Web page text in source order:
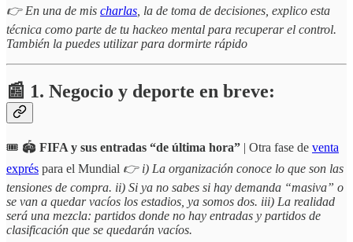
👉 En una de mis charlas , la de toma de decisiones, explico esta
técnica como parte de tu hackeo mental para recuperar el control.
También la puedes utilizar para dormirte rápido
📰 1. Negocio y deporte en breve:
🎟️ 🏟️ FIFA y sus entradas “de última hora” | Otra fase de venta
exprés para el Mundial 👉 i) La organización conoce lo que son las
tensiones de compra. ii) Si ya no sabes si hay demanda “masiva” o
se van a quedar vacíos los estadios, ya somos dos. iii) La realidad
será una mezcla: partidos donde no hay entradas y partidos de
clasificación que se quedarán vacíos.